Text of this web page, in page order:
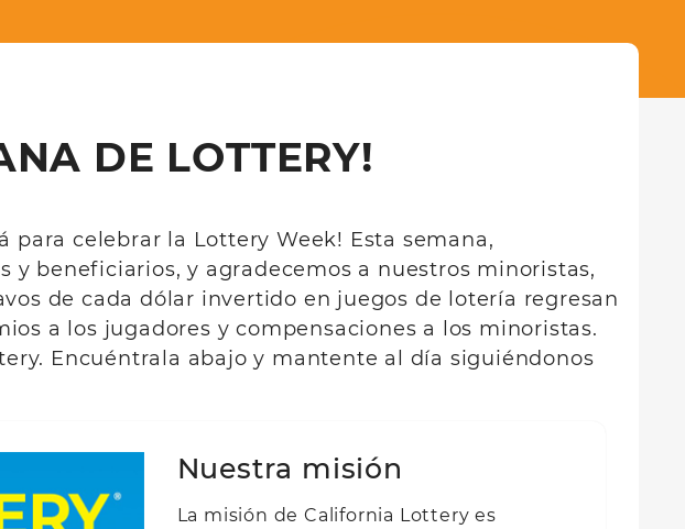
DE LOTTERY!
para celebrar la Lottery Week! Esta semana,
beneficiarios, y agradecemos a nuestros minoristas,
de cada dólar invertido en juegos de lotería regresan
a los jugadores y compensaciones a los minoristas.
Encuéntrala abajo y mantente al día siguiéndonos
Nuestra misión
La misión de California Lottery es